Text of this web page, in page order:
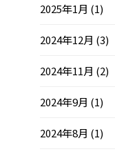
2025年1月 (1)
2024年12月 (3)
2024年11月 (2)
2024年9月 (1)
2024年8月 (1)